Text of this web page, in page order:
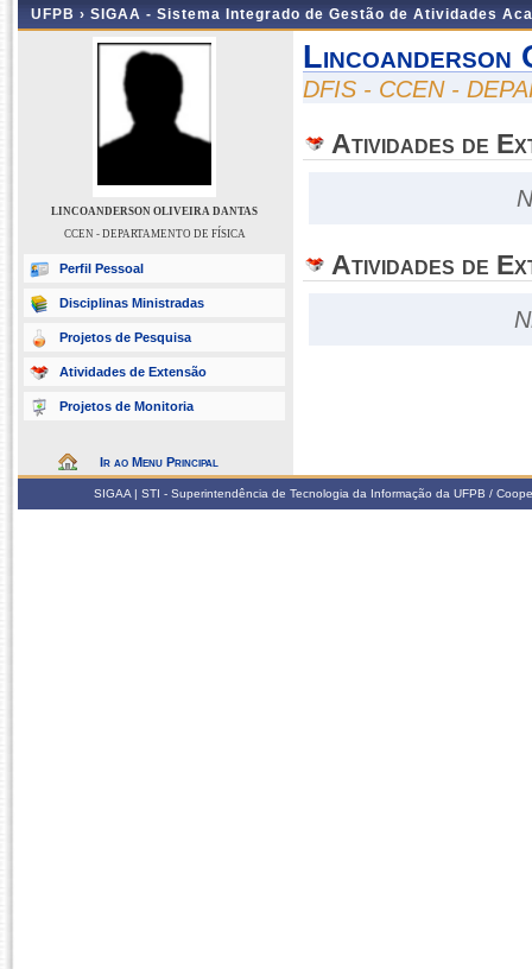
UFPB › SIGAA - Sistema Integrado de Gestão de Atividades
LINCOANDERSON OLIVEIRA DANTAS
CCEN - DEPARTAMENTO DE FÍSICA
Perfil Pessoal
Disciplinas Ministradas
Projetos de Pesquisa
Atividades de Extensão
Projetos de Monitoria
Ir ao Menu Principal
Lincoanderson
DFIS - CCEN -
Atividades de
Atividades de
SIGAA | STI - Superintendência de Tecnologia da Informação da UFPB /